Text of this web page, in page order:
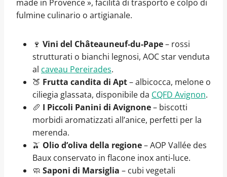
made in Provence », facilità di trasporto e colpo di
fulmine culinario o artigianale.
🍷 Vini del Châteauneuf-du-Pape– rossi
strutturati o bianchi legnosi, AOC star venduta
al caveau Pereirades.
🍑 Frutta candita di Apt– albicocca, melone o
ciliegia glassata, disponibile da CQFD Avignon.
🥖 I Piccoli Panini di Avignone– biscotti
morbidi aromatizzati all’anice, perfetti per la
merenda.
🫒 Olio d’oliva della regione– AOP Vallée des
Baux conservato in flacone inox anti-luce.
🧼 Saponi di Marsiglia – cubi vegetali